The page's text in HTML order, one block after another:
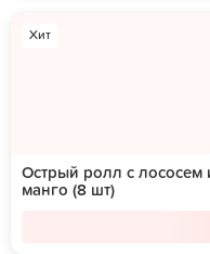
Хит
Острый ролл с лососем
манго (8 шт)